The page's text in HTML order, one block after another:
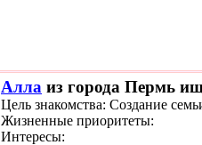
Алла из города Пермь
Цель знакомства: Создание
Жизненные приоритеты:
Интересы: